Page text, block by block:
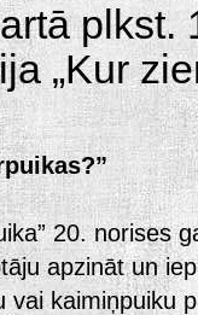
plkst.
„Kur
20. norises
apzināt un
kaimiņpuiku